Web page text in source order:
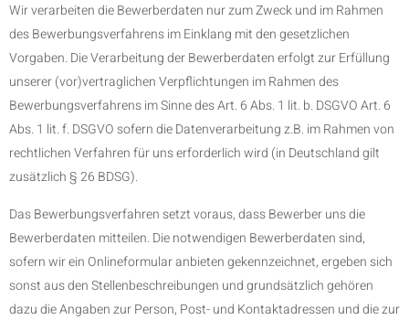
Wir verarbeiten die Bewerberdaten nur zum Zweck und im Rahmen
des Bewerbungsverfahrens im Einklang mit den gesetzlichen
Vorgaben. Die Verarbeitung der Bewerberdaten erfolgt zur Erfüllung
unserer (vor)vertraglichen Verpflichtungen im Rahmen des
Bewerbungsverfahrens im Sinne des Art. 6 Abs. 1 lit. b. DSGVO Art. 6
Abs. 1 lit. f. DSGVO sofern die Datenverarbeitung z.B. im Rahmen von
rechtlichen Verfahren für uns erforderlich wird (in Deutschland gilt
zusätzlich § 26 BDSG).
Das Bewerbungsverfahren setzt voraus, dass Bewerber uns die
Bewerberdaten mitteilen. Die notwendigen Bewerberdaten sind,
sofern wir ein Onlineformular anbieten gekennzeichnet, ergeben sich
sonst aus den Stellenbeschreibungen und grundsätzlich gehören
dazu die Angaben zur Person, Post- und Kontaktadressen und die zur